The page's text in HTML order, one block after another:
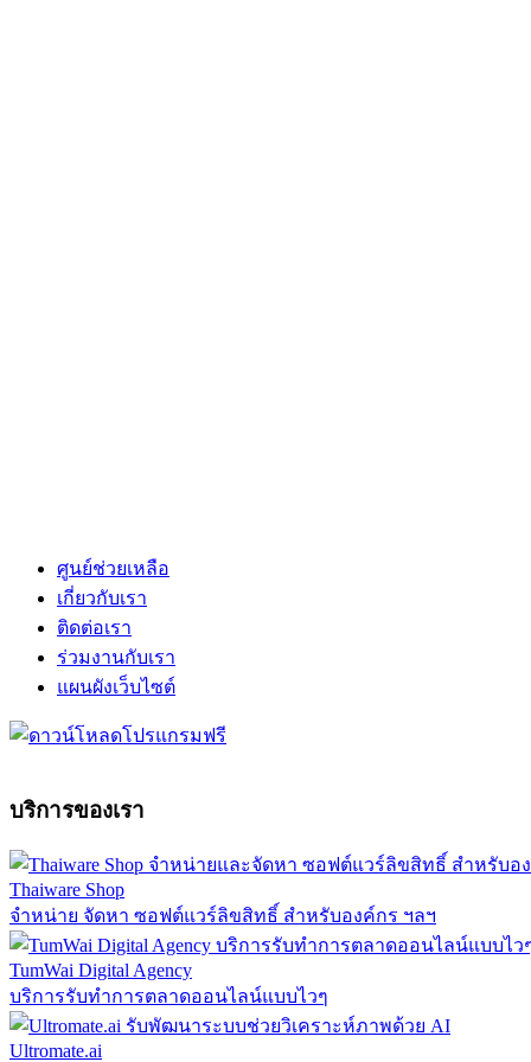
ศูนย์ช่วยเหลือ
เกี่ยวกับเรา
ติดต่อเรา
ร่วมงานกับเรา
แผนผังเว็บไซต์
บริการของเรา
Thaiware Shop
จำหน่าย จัดหา ซอฟต์แวร์ลิขสิทธิ์ สำหรับองค์กร ฯลฯ
TumWai Digital Agency
บริการรับทำการตลาดออนไลน์แบบไวๆ
Ultromate.ai